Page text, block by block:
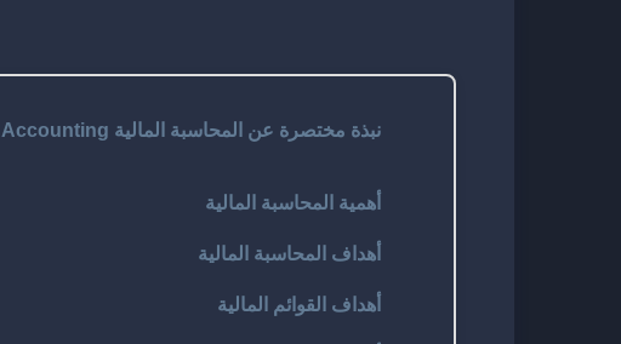
نبذة مختصرة عن المحاسبة المالية Financial Accounting
أهمية المحاسبة المالية
أهداف المحاسبة المالية
أهداف القوائم المالية